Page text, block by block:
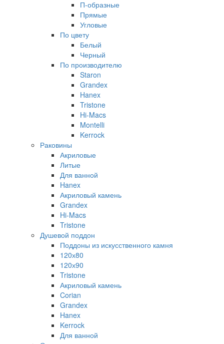
П-образные
Прямые
Угловые
По цвету
Белый
Черный
По производителю
Staron
Grandex
Hanex
Tristone
Hi-Macs
Montelli
Kerrock
Раковины
Акриловые
Литые
Для ванной
Hanex
Акриловый камень
Grandex
Hi-Macs
Tristone
Душевой поддон
Поддоны из искусственного камня
120х80
120х90
Tristone
Акриловый камень
Corian
Grandex
Hanex
Kerrock
Для ванной